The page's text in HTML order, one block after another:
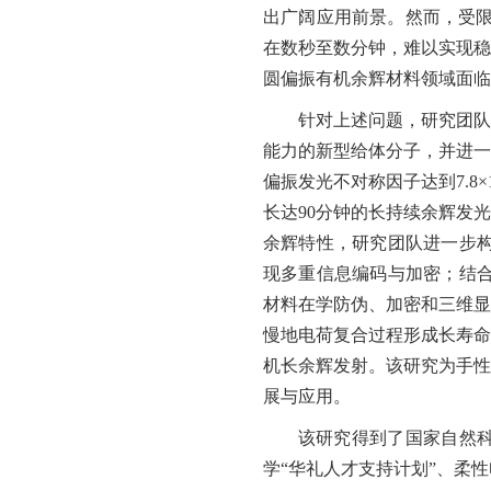
出广阔应用前景。然而，受
在数秒至数分钟，难以实现
圆偏振有机余辉材料领域面
针对上述问题，研究团
能力的新型给体分子，并进
偏振发光不对称因子达到
长达90分钟的长持续余辉发
余辉特性，研究团队进一步
现多重信息编码与加密；结
材料在学防伪、加密和三维
慢地电荷复合过程形成长寿
机长余辉发射。该研究为手
展与应用。
该研究得到了国家自然
学“华礼人才支持计划”、柔